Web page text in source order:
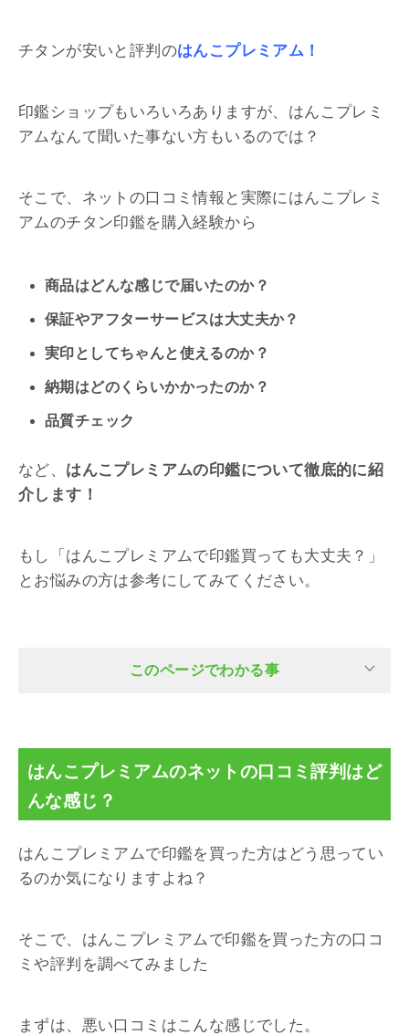
チタンが安いと評判のはんこプレミアム！
印鑑ショップもいろいろありますが、はんこプレミ
アムなんて聞いた事ない方もいるのでは？
そこで、ネットの口コミ情報と実際にはんこプレミ
アムのチタン印鑑を購入経験から
商品はどんな感じで届いたのか？
保証やアフターサービスは大丈夫か？
実印としてちゃんと使えるのか？
納期はどのくらいかかったのか？
品質チェック
など、 はんこプレミアムの印鑑について徹底的に紹
介します！
もし「はんこプレミアムで印鑑買っても大丈夫？」
とお悩みの方は参考にしてみてください。
このページでわかる事
はんこプレミアムのネットの口コミ評判はど
んな感じ？
はんこプレミアムで印鑑を買った方はどう思ってい
るのか気になりますよね？
そこで、はんこプレミアムで印鑑を買った方の口コ
ミや評判を調べてみました
まずは、悪い口コミはこんな感じでした。